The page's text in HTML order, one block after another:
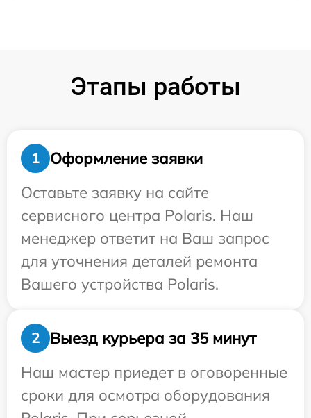
Этапы работы
1
Оформление заявки
Оставьте заявку на сайте
сервисного центра Polaris. Наш
менеджер ответит на Ваш запрос
для уточнения деталей ремонта
Вашего устройства Polaris.
2
Выезд курьера за 35 минут
Наш мастер приедет в оговоренные
сроки для осмотра оборудования